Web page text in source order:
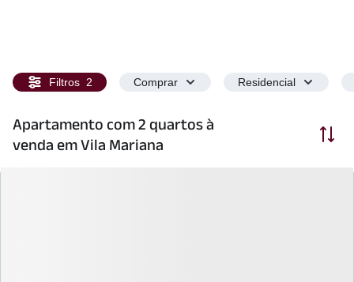
Filtros 2 Comprar Residencial
Apartamento com 2 quartos à
venda em Vila Mariana
Ordenar